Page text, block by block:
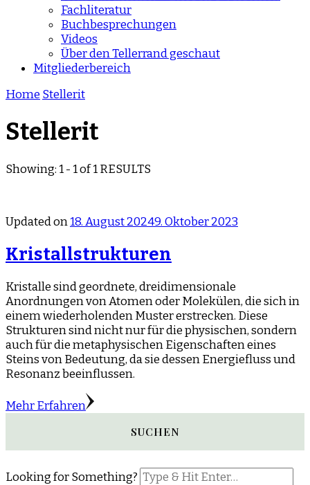
Fachliteratur
Buchbesprechungen
Videos
Über den Tellerrand geschaut
Mitgliederbereich
Home Stellerit
Stellerit
Showing: 1 - 1 of 1 RESULTS
Updated on18. August 20249. Oktober 2023
Kristallstrukturen
Kristalle sind geordnete, dreidimensionale
Anordnungen von Atomen oder Molekülen, die sich in
einem wiederholenden Muster erstrecken. Diese
Strukturen sind nicht nur für die physischen, sondern
auch für die metaphysischen Eigenschaften eines
Steins von Bedeutung, da sie dessen Energiefluss und
Resonanz beeinflussen.
Mehr Erfahren
SUCHEN
Looking for Something?